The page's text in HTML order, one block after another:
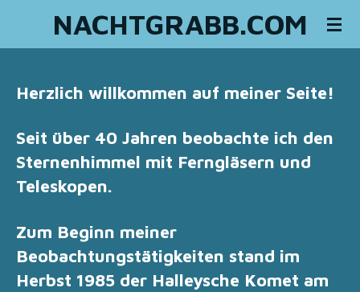
NACHTGRABB.COM
Herzlich willkommen auf meiner Seite!
Seit über 40 Jahren beobachte ich den
Sternenhimmel mit Ferngläsern und
Teleskopen.
Zum Beginn meiner
Beobachtungstätigkeiten stand im
Herbst 1985 der Halleysche Komet am